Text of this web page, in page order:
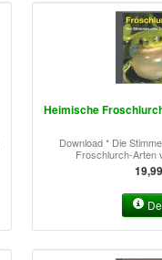
Heimische
Download * Die
Froschlurch-Arten